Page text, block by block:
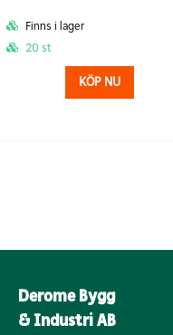
Finns i lager
20 st
KÖP NU
Derome Bygg
& Industri AB